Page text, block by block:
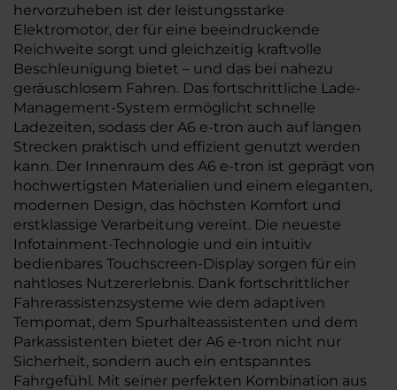
hervorzuheben ist der leistungsstarke
Elektromotor, der für eine beeindruckende
Reichweite sorgt und gleichzeitig kraftvolle
Beschleunigung bietet – und das bei nahezu
geräuschlosem Fahren. Das fortschrittliche Lade-
Management-System ermöglicht schnelle
Ladezeiten, sodass der A6 e-tron auch auf langen
Strecken praktisch und effizient genutzt werden
kann. Der Innenraum des A6 e-tron ist geprägt von
hochwertigsten Materialien und einem eleganten,
modernen Design, das höchsten Komfort und
erstklassige Verarbeitung vereint. Die neueste
Infotainment-Technologie und ein intuitiv
bedienbares Touchscreen-Display sorgen für ein
nahtloses Nutzererlebnis. Dank fortschrittlicher
Fahrerassistenzsysteme wie dem adaptiven
Tempomat, dem Spurhalteassistenten und dem
Parkassistenten bietet der A6 e-tron nicht nur
Sicherheit, sondern auch ein entspanntes
Fahrgefühl. Mit seiner perfekten Kombination aus